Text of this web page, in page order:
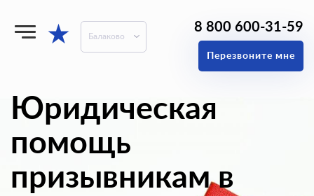
★ Балаково
8 800 600-31-59
Перезвоните мне
Юридическая
помощь
призывникам в